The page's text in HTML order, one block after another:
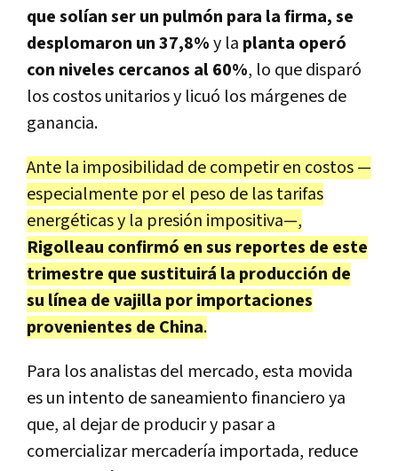
que solían ser un pulmón para la firma, se
desplomaron un 37,8%y la planta operó
con niveles cercanos al 60%, lo que disparó
los costos unitarios y licuó los márgenes de
ganancia.
Ante la imposibilidad de competir en costos —
especialmente por el peso de las tarifas
energéticas y la presión impositiva—,
Rigolleau confirmó en sus reportes de este
trimestre que sustituirá la producción de
su línea de vajilla por importaciones
provenientes de China.
Para los analistas del mercado, esta movida
es un intento de saneamiento financiero ya
que, al dejar de producir y pasar a
comercializar mercadería importada, reduce